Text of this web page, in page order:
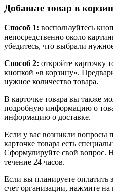
Добавьте товар в
Способ 1: воспользуйтесь
непосредственно около
убедитесь, что выбрали
Способ 2: откройте карточку
кнопкой «в корзину».
нужное количество товара.
В карточке товара вы также
подробную информацию о
информацию о доставке.
Если у вас возникли вопросы
карточке товара есть
Сформулируйте свой вопрос.
течение 24 часов.
Если вы планируете оплатить
счет организации, нажмите на